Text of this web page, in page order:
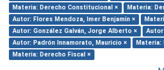
Materia: Derecho Constitucional ×
Materia:
Autor: Flores Mendoza, Imer Benjamín ×
Autor: González Galván, Jorge Alberto ×
Autor: Padrón Innamorato, Mauricio ×
Materia:
Materia: Derecho Fiscal ×